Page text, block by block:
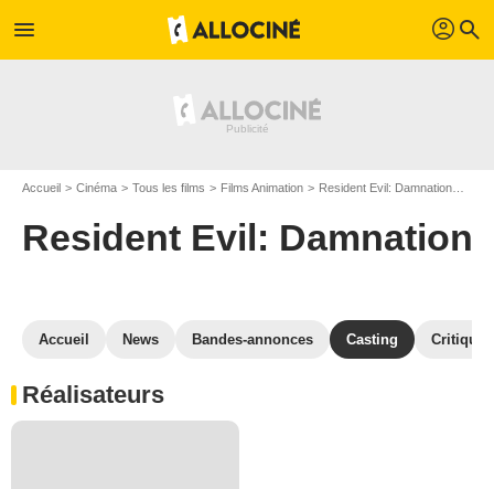
menu profil search
Accueil Cinéma Tous les films Films Animation Resident Evil: Damnation
Resident Evil: Damnation
Accueil News Bandes-annonces Casting
Réalisateurs